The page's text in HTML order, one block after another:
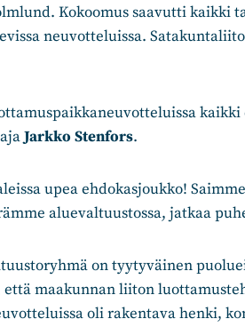
Kokoomus saavutti kaikki
neuvotteluissa.
Jarkko Stenfors.
upea ehdokasjoukko!
aluevaltuustossa, jatkaa
on tyytyväinen
maakunnan liiton
oli rakentava henki,